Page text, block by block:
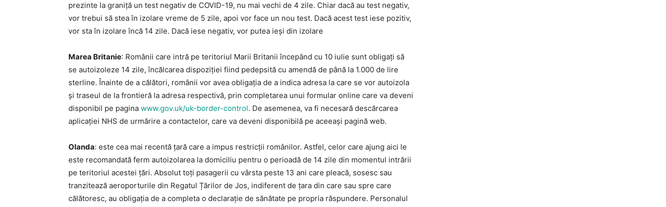
prezinte la graniță un test negativ de COVID-19, nu mai vechi de 4 zile. Chiar dacă au test negativ,
vor trebui să stea în izolare vreme de 5 zile, apoi vor face un nou test. Dacă acest test iese pozitiv,
vor sta în izolare încă 14 zile. Dacă iese negativ, vor putea ieși din izolare
Marea Britanie: Românii care intră pe teritoriul Marii Britanii începând cu 10 iulie sunt obligați să
se autoizoleze 14 zile, încălcarea dispoziției fiind pedepsită cu amendă de până la 1.000 de lire
sterline. Înainte de a călători, românii vor avea obligația de a indica adresa la care se vor autoizola
și traseul de la frontieră la adresa respectivă, prin completarea unui formular online care va deveni
disponibil pe pagina www.gov.uk/uk-border-control. De asemenea, va fi necesară descărcarea
aplicației NHS de urmărire a contactelor, care va deveni disponibilă pe aceeași pagină web.
Olanda: este cea mai recentă țară care a impus restricții românilor. Astfel, celor care ajung aici le
este recomandată ferm autoizolarea la domiciliu pentru o perioadă de 14 zile din momentul intrării
pe teritoriul acestei țări. Absolut toți pasagerii cu vârsta peste 13 ani care pleacă, sosesc sau
tranzitează aeroporturile din Regatul Țărilor de Jos, indiferent de țara din care sau spre care
călătoresc, au obligația de a completa o declarație de sănătate pe propria răspundere. Personalul